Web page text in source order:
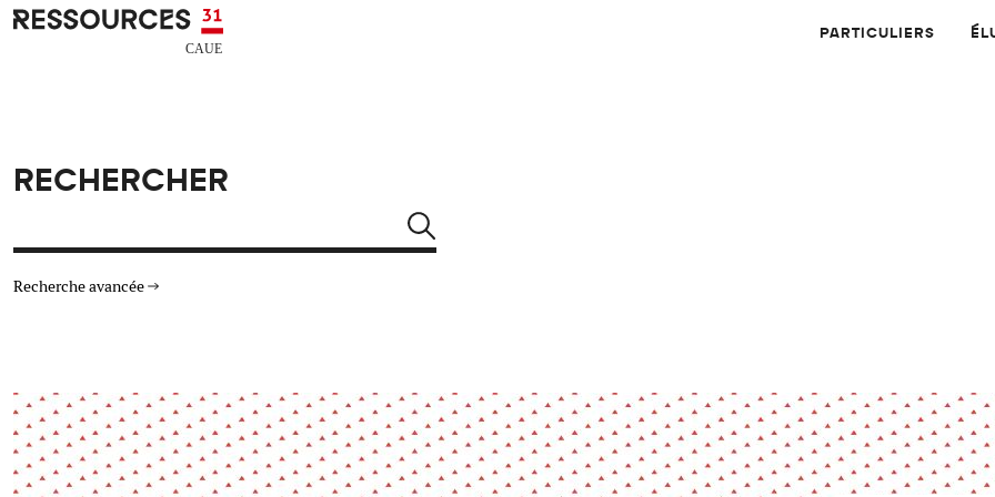
Aller au contenu principal
CAUE RESSOURCES 31 PARTICULIERS
RECHERCHER
Recherche avancée
Architecture
Arts Design
Énergie
Actualité Animation Application Compte-rendu
Dossier
thématique